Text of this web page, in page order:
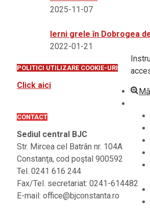
2025-11-07
Ierni grele în Dobrogea
2022-01-21
POLITICI UTILIZARE COOKIE-URI
Click aici
CONTACT
Sediul central BJC
Str. Mircea cel Batrân nr. 104A
Constanţa, cod poştal 900592
Tel. 0241 616 244
Fax/Tel. secretariat: 0241-614482
E-mail: office@bjconstanta.ro